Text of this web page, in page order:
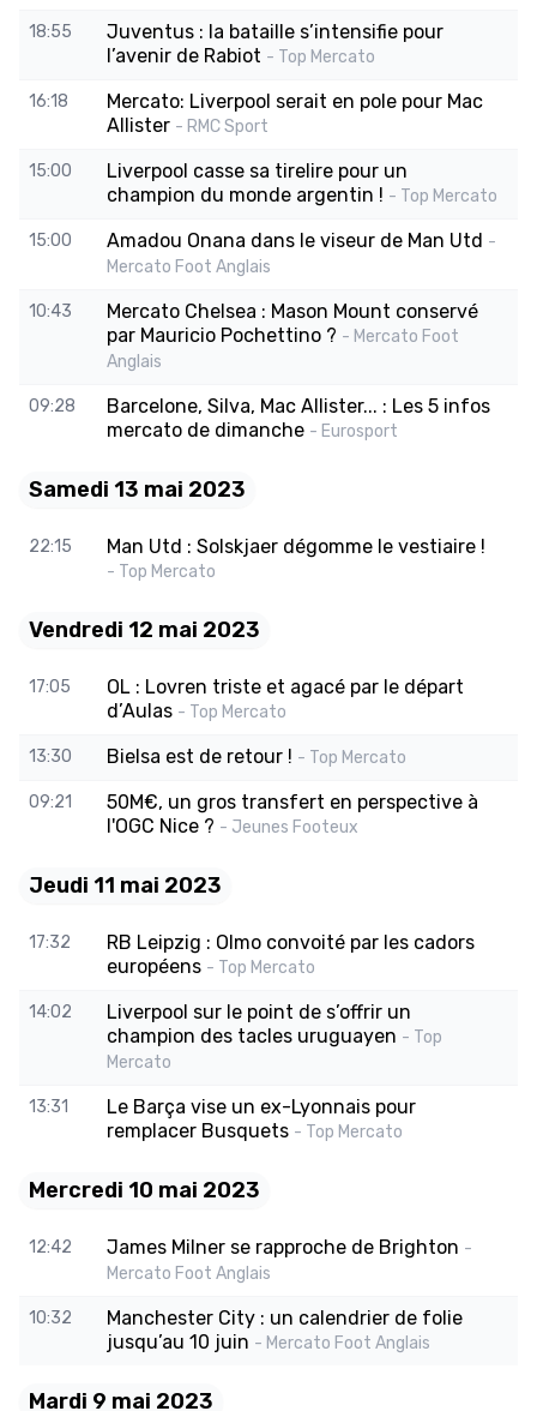
18:55
Juventus : la bataille s’intensifie pour
l’avenir de Rabiot - Top Mercato
16:18
Mercato: Liverpool serait en pole pour Mac
Allister - RMC Sport
15:00
Liverpool casse sa tirelire pour un
champion du monde argentin ! - Top Mercato
15:00 Amadou Onana dans le viseur de Man Utd -
Mercato Foot Anglais
10:43
Mercato Chelsea : Mason Mount conservé
par Mauricio Pochettino ? - Mercato Foot
Anglais
09:28
Barcelone, Silva, Mac Allister... : Les 5 infos
mercato de dimanche - Eurosport
Samedi 13 mai 2023
22:15 Man Utd : Solskjaer dégomme le vestiaire !
- Top Mercato
Vendredi 12 mai 2023
17:05
OL : Lovren triste et agacé par le départ
d’Aulas - Top Mercato
13:30 Bielsa est de retour ! - Top Mercato
09:21
50M€, un gros transfert en perspective à
l'OGC Nice ? - Jeunes Footeux
Jeudi 11 mai 2023
17:32
RB Leipzig : Olmo convoité par les cadors
européens - Top Mercato
14:02
Liverpool sur le point de s’offrir un
champion des tacles uruguayen - Top
Mercato
13:31
Le Barça vise un ex-Lyonnais pour
remplacer Busquets - Top Mercato
Mercredi 10 mai 2023
12:42 James Milner se rapproche de Brighton -
Mercato Foot Anglais
10:32
Manchester City : un calendrier de folie
jusqu’au 10 juin - Mercato Foot Anglais
Mardi 9 mai 2023